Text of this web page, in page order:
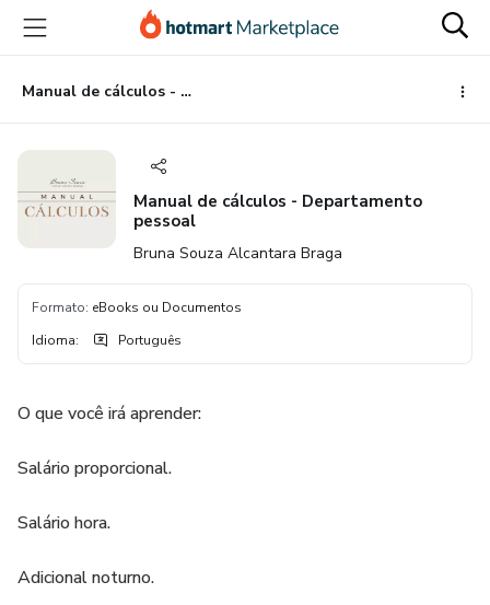
para
conteúdo
principal
para
pagamento
para
rodapé
Manual de cálculos - Departamento pessoal
Manual de cálculos - Departamento
pessoal
Bruna Souza Alcantara Braga
Formato: eBooks ou Documentos
Idioma: Português
O que você irá aprender:
Salário proporcional.
Salário hora.
Adicional noturno.